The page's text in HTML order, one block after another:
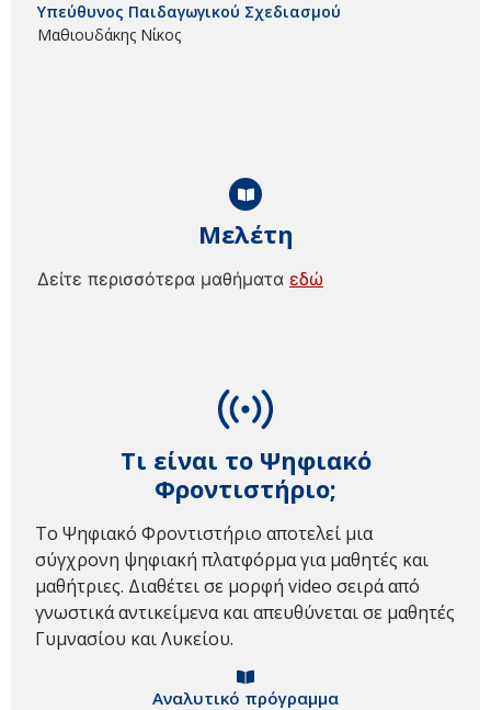
Τι είναι το Ψηφιακό
Φροντιστήριο;
Το Ψηφιακό Φροντιστήριο αποτελεί μια
σύγχρονη ψηφιακή πλατφόρμα για μαθητές και
μαθήτριες. Διαθέτει σε μορφή video σειρά από
γνωστικά αντικείμενα και απευθύνεται σε μαθητές
Γυμνασίου και Λυκείου.
Αναλυτικό πρόγραμμα
Μελέτη
Δείτε περισσότερα μαθήματα εδώ
Υπεύθυνος Παιδαγωγικού Σχεδιασμού
Μαθιουδάκης Νίκος